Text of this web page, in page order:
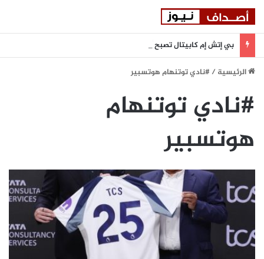
الرئيسية/ #نادي توتنهام هوتسبير
#نادي توتنهام
هوتسبير